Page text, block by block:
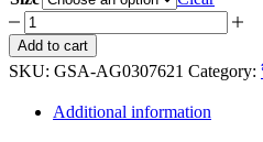
Asiagold
สร้อย
ข้อ
ทองคำ
Add to cart
SKU: GSA-AG0307621 Category:
Additional information